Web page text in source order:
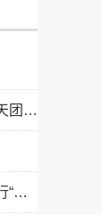
巾帼聚力启新程 共筑时代她力量——巾帼天团第四次组委会筹备会圆满举办
新疆阿勒泰市公安局团结路街道派出所:推行“五步”工作法 打造新时代“枫”景线